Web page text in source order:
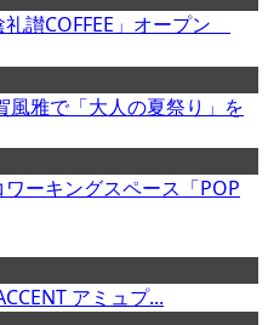
讃COFFEE」オープン
風雅で「大人の夏祭り」を
ーキングスペース「POP
アミュプ...